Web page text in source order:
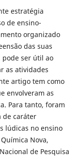
estratégia
de ensino-
organizado
das suas
pode ser útil ao
as atividades
artigo tem como
envolveram as
Para tanto, foram
de caráter
lúdicas no ensino
Nova,
de Pesquisa